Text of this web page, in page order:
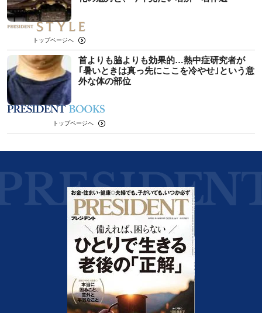
トップページへ
首よりも脇よりも効果的…熱中症研究者が
｢暑いときは真っ先にここを冷やせ｣という意
外な体の部位
トップページへ